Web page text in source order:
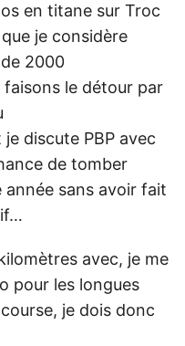
en titane sur Troc
je considère
2000
le détour par
je discute PBP avec
de tomber
sans avoir fait
avec, je me
pour les longues
je dois donc